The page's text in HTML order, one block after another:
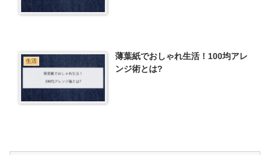
生活
薄葉紙でおしゃれ生活！100均アレ
ンジ術とは?